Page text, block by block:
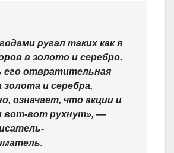
ругал таких как я
в золото и серебро.
его отвратительная
золота и серебра,
означает, что акции и
вот-вот рухнут», —